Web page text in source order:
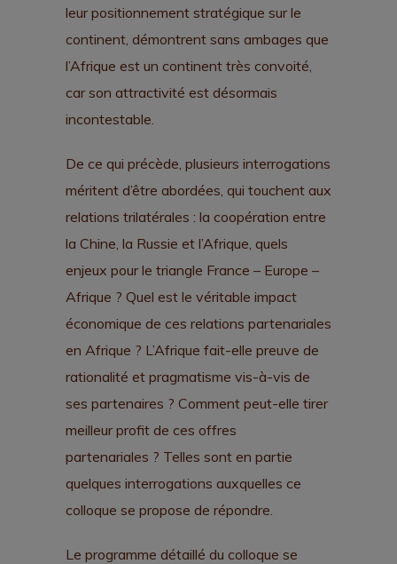
leur positionnement stratégique sur le
continent, démontrent sans ambages que
l’Afrique est un continent très convoité,
car son attractivité est désormais
incontestable.
De ce qui précède, plusieurs interrogations
méritent d’être abordées, qui touchent aux
relations trilatérales : la coopération entre
la Chine, la Russie et l’Afrique, quels
enjeux pour le triangle France – Europe –
Afrique ? Quel est le véritable impact
économique de ces relations partenariales
en Afrique ? L’Afrique fait-elle preuve de
rationalité et pragmatisme vis-à-vis de
ses partenaires ? Comment peut-elle tirer
meilleur profit de ces offres
partenariales ? Telles sont en partie
quelques interrogations auxquelles ce
colloque se propose de répondre.
Le programme détaillé du colloque se